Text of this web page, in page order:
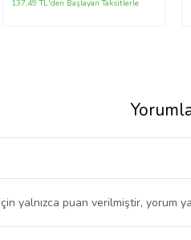
137,49 TL'den Başlayan Taksitlerle
yalnızca puan verilmiştir, yorum